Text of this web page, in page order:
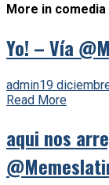
More in comedia
Yo! – Vía
admin19
Read More
aqui nos